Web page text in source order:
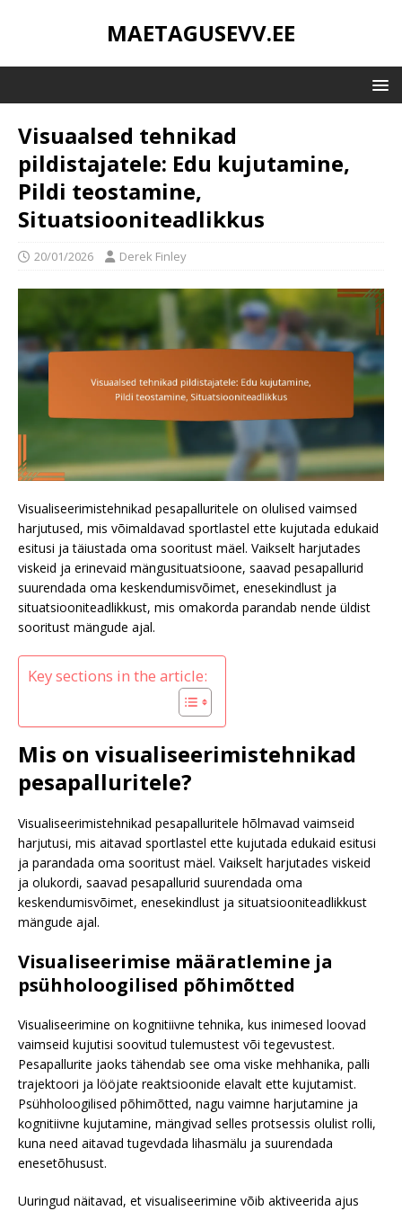
MAETAGUSEVV.EE
Visuaalsed tehnikad
pildistajatele: Edu kujutamine,
Pildi teostamine,
Situatsiooniteadlikkus
20/01/2026 Derek Finley
Visualiseerimistehnikad pesapalluritele on olulised vaimsed
harjutused, mis võimaldavad sportlastel ette kujutada edukaid
esitusi ja täiustada oma sooritust mäel. Vaikselt harjutades
viskeid ja erinevaid mängusituatsioone, saavad pesapallurid
suurendada oma keskendumisvõimet, enesekindlust ja
situatsiooniteadlikkust, mis omakorda parandab nende üldist
sooritust mängude ajal.
Key sections in the article:
Mis on visualiseerimistehnikad
pesapalluritele?
Visualiseerimistehnikad pesapalluritele hõlmavad vaimseid
harjutusi, mis aitavad sportlastel ette kujutada edukaid esitusi
ja parandada oma sooritust mäel. Vaikselt harjutades viskeid
ja olukordi, saavad pesapallurid suurendada oma
keskendumisvõimet, enesekindlust ja situatsiooniteadlikkust
mängude ajal.
Visualiseerimise määratlemine ja
psühholoogilised põhimõtted
Visualiseerimine on kognitiivne tehnika, kus inimesed loovad
vaimseid kujutisi soovitud tulemustest või tegevustest.
Pesapallurite jaoks tähendab see oma viske mehhanika, palli
trajektoori ja lööjate reaktsioonide elavalt ette kujutamist.
Psühholoogilised põhimõtted, nagu vaimne harjutamine ja
kognitiivne kujutamine, mängivad selles protsessis olulist rolli,
kuna need aitavad tugevdada lihasmälu ja suurendada
enesetõhusust.
Uuringud näitavad, et visualiseerimine võib aktiveerida ajus